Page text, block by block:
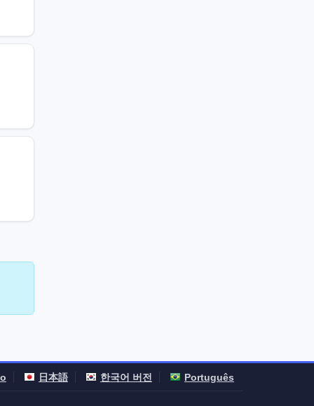
日本語 한국어 버전 Português